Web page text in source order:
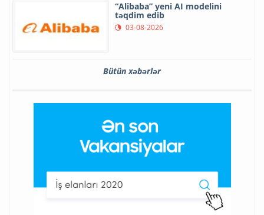
“Alibaba” yeni AI modelini
təqdim edib
03-08-2026
Bütün xəbərlər